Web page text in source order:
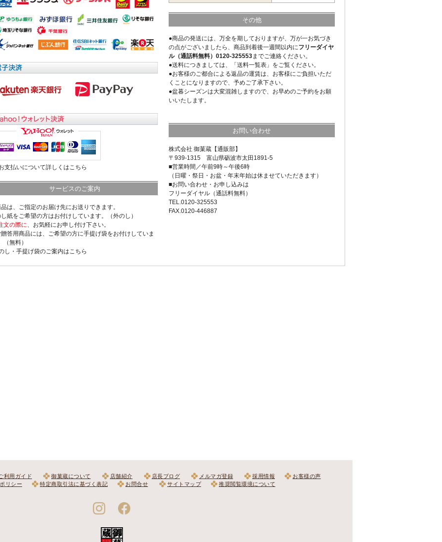
支払いについて詳しくはこちら
サービスのご案内
は、ご指定のお届け先にお送りできます。
紙をご希望の方はお付けしています。（外のし）
文の際に、お気軽にお申し付け下さい。
贈答用商品には、ご希望の方に手提げ袋をお付けしていま
（無料）
し・手提げ袋のご案内はこちら
その他
●商品の発送には、万全を期しておりますが、万が一お気づき
の点がございましたら、商品到着後一週間以内にフリーダイヤ
ル（通話料無料）0120-325553までご連絡ください。
●送料につきましては、「送料一覧表」をご覧ください。
●お客様のご都合による返品の運賃は、お客様にご負担いただ
くことになりますので、予めご了承下さい。
●盆暮シーズンは大変混雑しますので、お早めのご予約をお願
いいたします。
お問い合わせ
株式会社 御菓蔵【通販部】
〒939-1315 富山県砺波市太田1891-5
■営業時間／午前9時～午後6時
（日曜・祭日・お盆・年末年始は休ませていただきます）
■お問い合わせ・お申し込みは
フリーダイヤル（通話料無料）
TEL.0120-325553
FAX.0120-446887
利用ガイド 御菓蔵について 店舗紹介 店長ブログ メルマガ登録 採用情報
お客様の声
リシー
特定商取引法に基づく表記 お問合せ サイトマップ 推奨閲覧環境について